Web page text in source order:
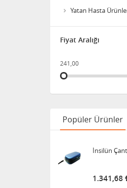
Yatan Hasta
Fiyat Aralığı
241,00
Popüler Ürünler
Bistüri Ucu
İnsilün
1.341,68
İdrar Alarm
1.455,00